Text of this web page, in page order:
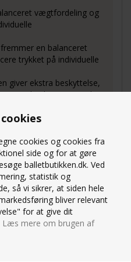
cookies og cookies fra
side og for at gøre
balletbutikken.dk. Ved
statistik og
så vi sikrer, at siden hele
bliver relevant
for at give dit
Læs mere om brugen af
vægtfordeling og
en balanceret
trykket på individuelle
giver ekstra beskyttelse,
Puden kan tages ud,
hele dagen, da den
tæt kontakt med
beskyttelsen
elastiksnortræk rundt i
tåspidssko hos